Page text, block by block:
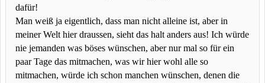
dafür!
Man weiß ja eigentlich, dass man nicht alleine ist, aber in
meiner Welt hier draussen, sieht das halt anders aus! Ich würde
nie jemanden was böses wünschen, aber nur mal so für ein
paar Tage das mitmachen, was wir hier wohl alle so
mitmachen, würde ich schon manchen wünschen, denen die